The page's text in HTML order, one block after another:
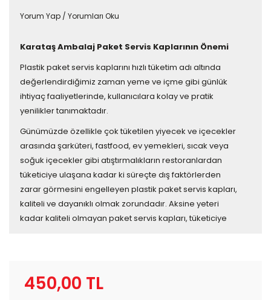
Yorum Yap / Yorumları Oku
Karataş Ambalaj Paket Servis Kaplarının Önemi
Plastik paket servis kaplarını hızlı tüketim adı altında
değerlendirdiğimiz zaman yeme ve içme gibi günlük
ihtiyaç faaliyetlerinde, kullanıcılara kolay ve pratik
yenilikler tanımaktadır.
Günümüzde özellikle çok tüketilen yiyecek ve içecekler
arasında şarküteri, fastfood, ev yemekleri, sıcak veya
soğuk içecekler gibi atıştırmalıkların restoranlardan
tüketiciye ulaşana kadar ki süreçte dış faktörlerden
zarar görmesini engelleyen plastik paket servis kapları,
kaliteli ve dayanıklı olmak zorundadır. Aksine yeteri
kadar kaliteli olmayan paket servis kapları, tüketiciye
oldukça titiz davranmalıdır.
450,00 TL